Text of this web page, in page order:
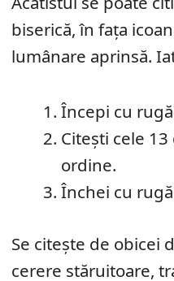
biserică, în fața
lumânare aprinsă.
Începi cu
Citești cele 13
ordine.
Închei cu
Se citește de obicei
cerere stăruitoare,